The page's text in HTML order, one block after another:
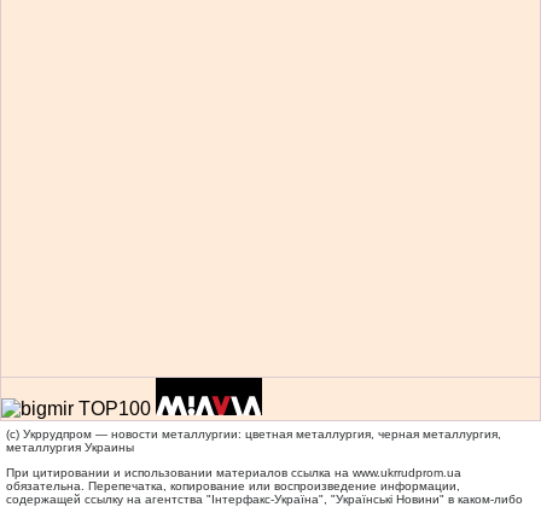
(c) Укррудпром — новости металлургии: цветная металлургия, черная металлургия,
металлургия Украины
При цитировании и использовании материалов ссылка на www.ukrrudprom.ua
обязательна. Перепечатка, копирование или воспроизведение информации,
содержащей ссылку на агентства "Iнтерфакс-Україна", "Українськi Новини" в каком-либо